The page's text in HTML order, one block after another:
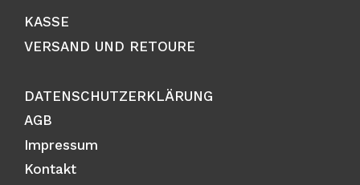
KASSE
VERSAND UND RETOURE
DATENSCHUTZERKLÄRUNG
AGB
Impressum
Kontakt